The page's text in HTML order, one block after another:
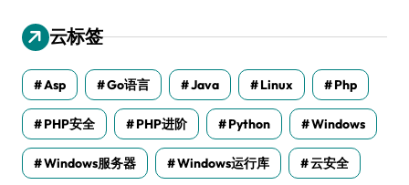
云标签
Asp Go语言 Java Linux Php
PHP安全 PHP进阶 Python Windows
Windows服务器 Windows运行库 云安全